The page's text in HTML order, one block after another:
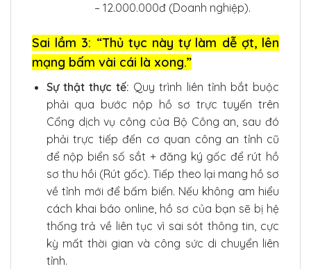
– 12.000.000đ (Doanh nghiệp).
Sai lầm 3: “Thủ tục này tự làm dễ ợt, lên
mạng bấm vài cái là xong.”
Sự thật thực tế: Quy trình liên tỉnh bắt buộc
phải qua bước nộp hồ sơ trực tuyến trên
Cổng dịch vụ công của Bộ Công an, sau đó
phải trực tiếp đến cơ quan công an tỉnh cũ
để nộp biển số sắt + đăng ký gốc để rút hồ
sơ thu hồi (Rút gốc). Tiếp theo lại mang hồ sơ
về tỉnh mới để bấm biển. Nếu không am hiểu
cách khai báo online, hồ sơ của bạn sẽ bị hệ
thống trả về liên tục vì sai sót thông tin, cực
kỳ mất thời gian và công sức di chuyển liên
tỉnh.